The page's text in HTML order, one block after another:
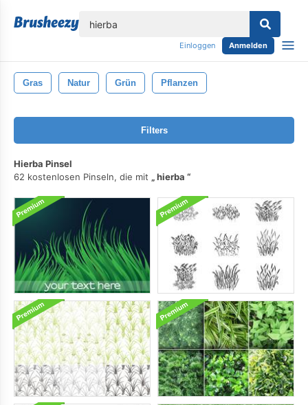
Einloggen Anmelden
Gras Natur Grün Pflanzen
Filters
Hierba Pinsel
62 kostenlosen Pinseln, die mit
hierba